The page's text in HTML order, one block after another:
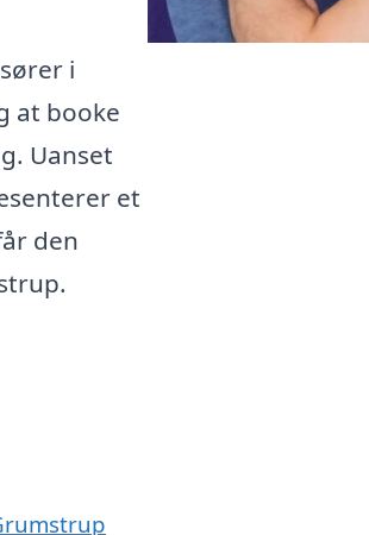
i
at booke
Uanset
et
den